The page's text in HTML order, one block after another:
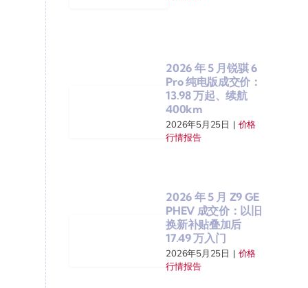
2026 年 5 月锐骐 6
Pro 纯电版成交价：
13.98 万起、续航
400km
2026年5月25日 | 价格
行情报告
2026 年 5 月 Z9 GE
PHEV 成交价：以旧
换新补贴叠加后
17.49 万入门
2026年5月25日 | 价格
行情报告